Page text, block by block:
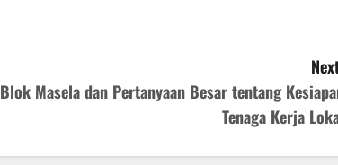
Blok Masela dan Pertanyaan Besar tentang
Tenaga Kerja